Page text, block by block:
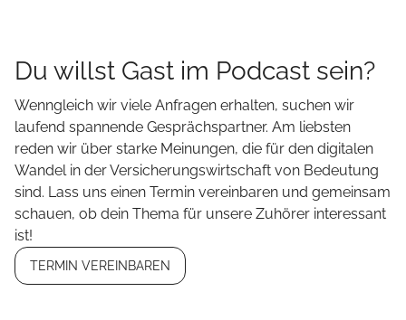
Du willst Gast im Podcast sein?
Wenngleich wir viele Anfragen erhalten, suchen wir
laufend spannende Gesprächspartner. Am liebsten
reden wir über starke Meinungen, die für den digitalen
Wandel in der Versicherungswirtschaft von Bedeutung
sind. Lass uns einen Termin vereinbaren und gemeinsam
schauen, ob dein Thema für unsere Zuhörer interessant
ist!
TERMIN VEREINBAREN